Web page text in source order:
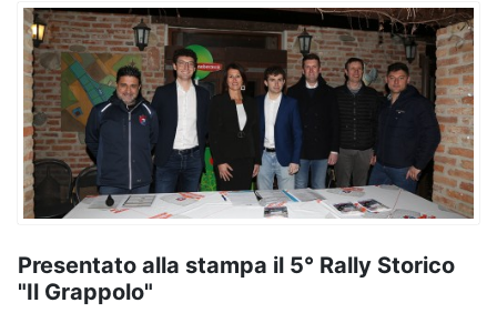
Presentato alla stampa il 5° Rally Storico
"Il Grappolo"